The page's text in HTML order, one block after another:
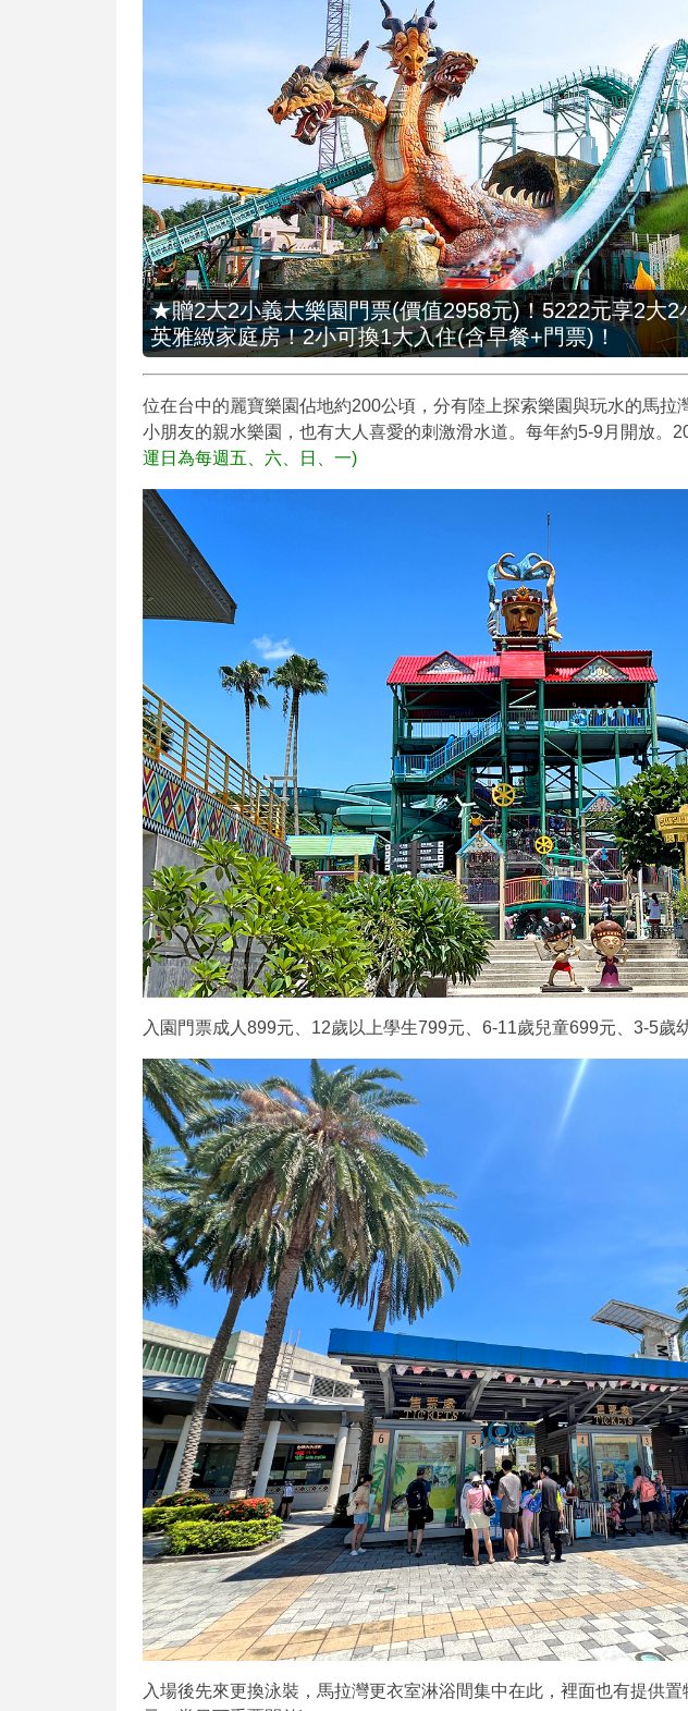
★贈2大2小義大樂園門票(價值2958元)！5222元享2大2
英雅緻家庭房！2小可換1大入住(含早餐+門票)！
位在台中的麗寶樂園佔地約200公頃，分有陸上探索樂園與玩水的馬拉
小朋友的親水樂園，也有大人喜愛的刺激滑水道。每年約5-9月開放。
運日為每週五、六、日、一)
入園門票成人899元、12歲以上學生799元、6-11歲兒童699元、3-5歲
入場後先來更換泳裝，馬拉灣更衣室淋浴間集中在此，裡面也有提供